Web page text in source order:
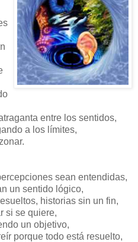
entre los sentidos,
a los límites,
sean entendidas,
un sentido lógico,
historias sin un fin,
si se quiere,
un objetivo,
porque todo está resuelto,